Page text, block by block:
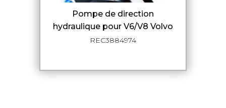
Pompe de direction
hydraulique pour V6/V8 Volvo
REC3884974